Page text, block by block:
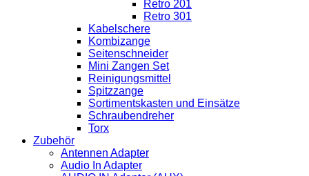
Retro 201
Retro 301
Kabelschere
Kombizange
Seitenschneider
Mini Zangen Set
Reinigungsmittel
Spitzzange
Sortimentskasten und Einsätze
Schraubendreher
Torx
Zubehör
Antennen Adapter
Audio In Adapter